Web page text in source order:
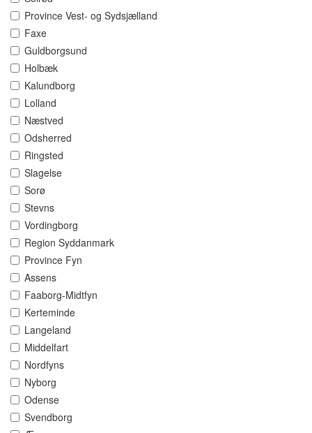
Province Vest- og Sydsjælland
Faxe
Guldborgsund
Holbæk
Kalundborg
Lolland
Næstved
Odsherred
Ringsted
Slagelse
Sorø
Stevns
Vordingborg
Region Syddanmark
Province Fyn
Assens
Faaborg-Midtfyn
Kerteminde
Langeland
Middelfart
Nordfyns
Nyborg
Odense
Svendborg